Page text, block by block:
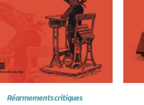
Réarmements critiques